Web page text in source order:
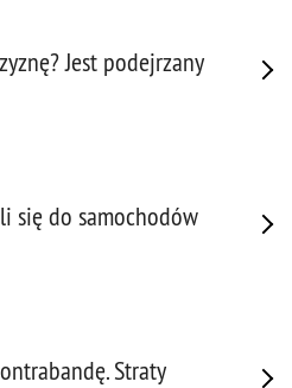
Jest podejrzany
się do samochodów
Straty